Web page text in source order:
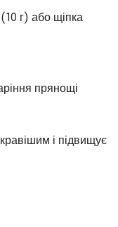
г) або щіпка
прянощі
і підвищує